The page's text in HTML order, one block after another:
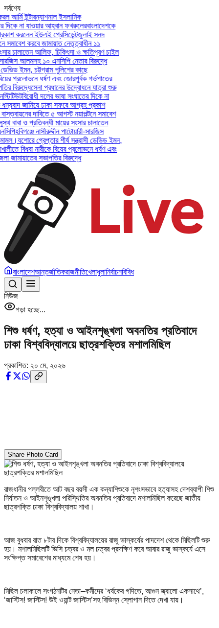
সর্বশেষ
ইন্টারন্যাশনাল ইসলামিক
না যাওয়ার আহ্বান ফখরুলেরবাংলাদেশকে
করলেন ইউএই প্রেসিডেন্টজুলাই সনদ
করবে জামায়াত নেতৃত্বাধীন ১১
চালাতেন আলিফ, চিকিৎসা ও ক্ষতিপূরণ চাইল
আলমসহ ১০ এনসিপি নেতার বিরুদ্ধে
ইমন, চট্টগ্রাম পুলিশের কাছে
প্রলোভনে ধর্ষণ এবং জোরপূর্বক গর্ভপাতের
বিরুদ্ধেসেনা প্রধানের উদ্বোধনে যাত্রা শুরু
বিরোধী দলের ভাষা সংঘাতের দিকে না
জানিয়ে ঢাকা সফরে আগ্রহ প্রকাশ
দাবিতে ৫ আগস্ট নয়াপল্টনে সমাবেশ
ও প্রতিবন্ধী মায়ের সংসার চালাতেন
হবিগঞ্জে নাসীরুদ্দীন পাটোয়ারী-সারজিস
যশোরে গ্রেপ্তার শীর্ষ সন্ত্রাসী ডেভিড ইমন,
বিধবা নারীকে বিয়ের প্রলোভনে ধর্ষণ এবং
সভাপতির বিরুদ্ধে
বাংলাদেশআন্তর্জাতিকরাজনীতিখেলাধুলানির্বাচনবিবিধ
নিউজ
পড়া হচ্ছে...
শিশু ধর্ষণ, হত্যা ও আইনশৃঙ্খলা অবনতির প্রতিবাদে
ঢাকা বিশ্ববিদ্যালয়ে ছাত্রশক্তির মশালমিছিল
প্রকাশিত: ২০ মে, ২০২৬
Share Photo Card
রাজধানীর পল্লবীতে আট বছর বয়সী এক কন্যাশিশুকে নৃশংসভাবে হত্যাসহ দেশব্যাপী শিশু
নির্যাতন ও আইনশৃঙ্খলা পরিস্থিতির অবনতির প্রতিবাদে মশালমিছিল করেছে জাতীয়
ছাত্রশক্তি ঢাকা বিশ্ববিদ্যালয় শাখা।
আজ বুধবার রাত ৮টার দিকে বিশ্ববিদ্যালয়ের রাজু ভাস্কর্যের পাদদেশ থেকে মিছিলটি শুরু
হয়। মশালমিছিলটি ভিসি চত্বর ও মল চত্বর প্রদক্ষিণ করে আবার রাজু ভাস্কর্যে এসে
সংক্ষিপ্ত সমাবেশের মাধ্যমে শেষ হয়।
মিছিল চলাকালে সংগঠনটির নেতা–কর্মীদের ‘ধর্ষকের গদিতে, আগুন জ্বালো একসাথে’,
‘জাস্টিস! জাস্টিস! উই ওয়ান্ট জাস্টিস’সহ বিভিন্ন স্লোগান দিতে দেখা যায়।